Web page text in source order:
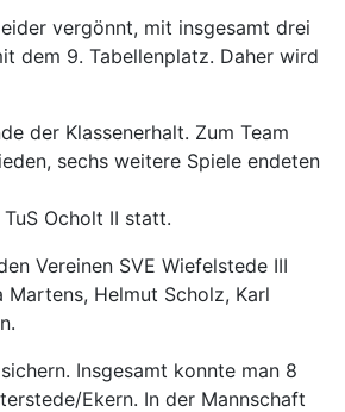
vergönnt, mit insgesamt drei
dem 9. Tabellenplatz. Daher wird
der Klassenerhalt. Zum Team
sechs weitere Spiele endeten
Ocholt II statt.
Vereinen SVE Wiefelstede III
Helmut Scholz, Karl
Insgesamt konnte man 8
Ekern. In der Mannschaft